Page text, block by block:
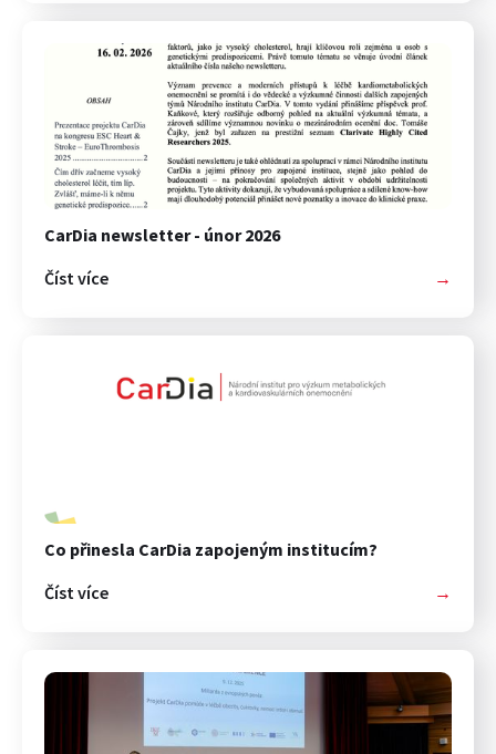
CarDia newsletter - únor 2026
Číst více
→
Co přinesla CarDia zapojeným institucím?
Číst více
→